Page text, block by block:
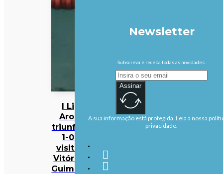
I Liga:
Arouca
triunfa por
1-0 na
visita ao
Vitória de
Guimarães
Newsletter
Subscreva e receba todas as novidades.
Assinar
A sua informação está protegida. Leia a nossa
privacidade.